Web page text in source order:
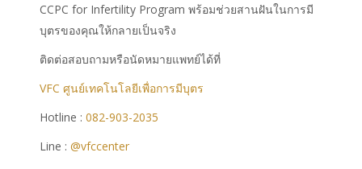
CCPC for Infertility Program พร้อมช่วยสานฝันในการมี
บุตรของคุณให้กลายเป็นจริง
ติดต่อสอบถามหรือนัดหมายแพทย์ได้ที่
VFC ศูนย์เทคโนโลยีเพื่อการมีบุตร
Hotline : 082-903-2035
Line : @vfccenter